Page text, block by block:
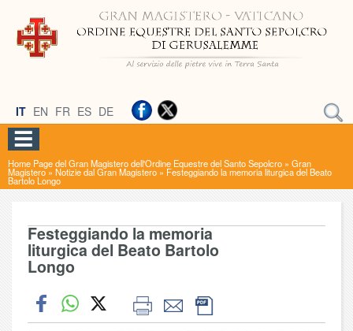
IT EN FR ES DE
Home Page del Gran Magistero dell'Ordine Equestre del Santo Sepolcro » Gran
Magistero» Notizie dal Gran Magistero » Festeggiando la memoria liturgica del Beato
Bartolo Longo
Festeggiando la memoria
liturgica del Beato Bartolo
Longo